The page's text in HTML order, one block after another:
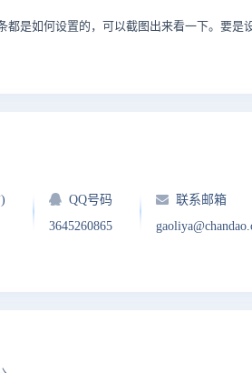
是如何设置的，可以截图出来看一下。要是
QQ号码
3645260865
联系邮箱